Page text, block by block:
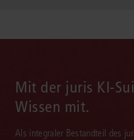
Mit der juris KI-
Wissen mit.
Als integraler Bestandteil des